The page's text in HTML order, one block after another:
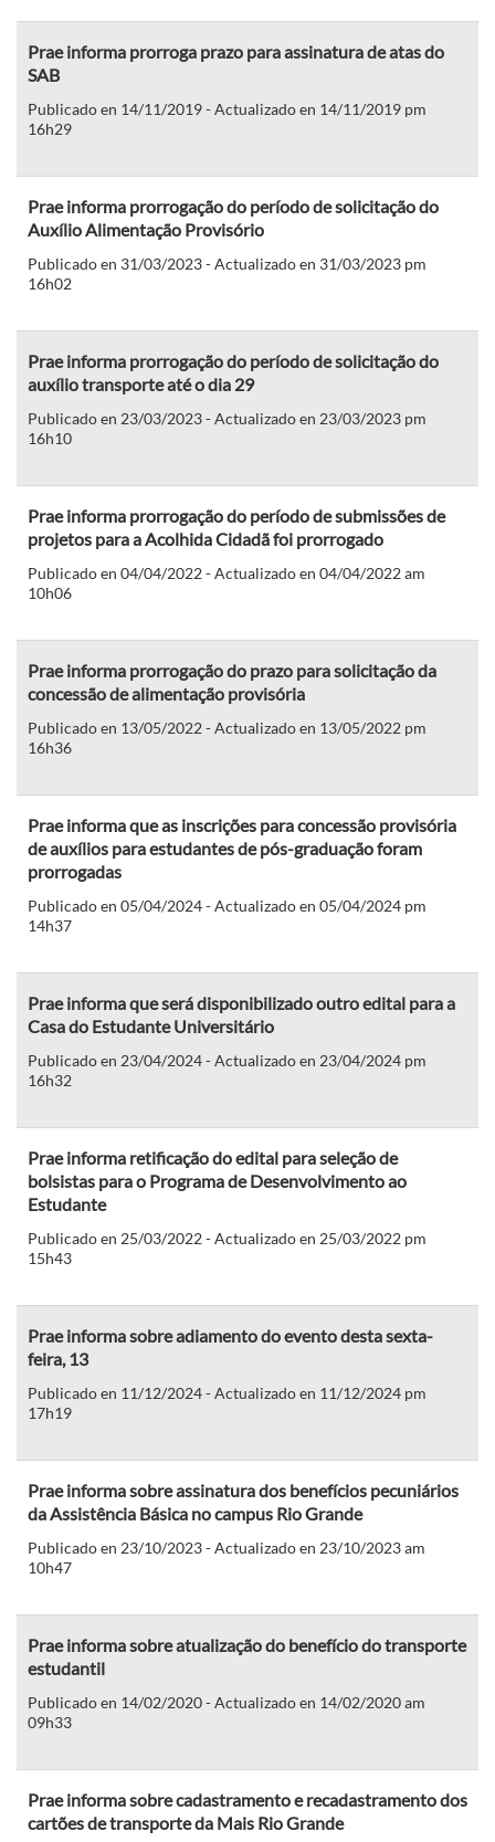
Prae informa prorroga prazo para assinatura de atas do
SAB
Publicado en 14/11/2019 - Actualizado en 14/11/2019 pm
16h29
Prae informa prorrogação do período de solicitação do
Auxílio Alimentação Provisório
Publicado en 31/03/2023 - Actualizado en 31/03/2023 pm
16h02
Prae informa prorrogação do período de solicitação do
auxílio transporte até o dia 29
Publicado en 23/03/2023 - Actualizado en 23/03/2023 pm
16h10
Prae informa prorrogação do período de submissões de
projetos para a Acolhida Cidadã foi prorrogado
Publicado en 04/04/2022 - Actualizado en 04/04/2022 am
10h06
Prae informa prorrogação do prazo para solicitação da
concessão de alimentação provisória
Publicado en 13/05/2022 - Actualizado en 13/05/2022 pm
16h36
Prae informa que as inscrições para concessão provisória
de auxílios para estudantes de pós-graduação foram
prorrogadas
Publicado en 05/04/2024 - Actualizado en 05/04/2024 pm
14h37
Prae informa que será disponibilizado outro edital para a
Casa do Estudante Universitário
Publicado en 23/04/2024 - Actualizado en 23/04/2024 pm
16h32
Prae informa retificação do edital para seleção de
bolsistas para o Programa de Desenvolvimento ao
Estudante
Publicado en 25/03/2022 - Actualizado en 25/03/2022 pm
15h43
Prae informa sobre adiamento do evento desta sexta-
feira, 13
Publicado en 11/12/2024 - Actualizado en 11/12/2024 pm
17h19
Prae informa sobre assinatura dos benefícios pecuniários
da Assistência Básica no campus Rio Grande
Publicado en 23/10/2023 - Actualizado en 23/10/2023 am
10h47
Prae informa sobre atualização do benefício do transporte
estudantil
Publicado en 14/02/2020 - Actualizado en 14/02/2020 am
09h33
Prae informa sobre cadastramento e recadastramento dos
cartões de transporte da Mais Rio Grande